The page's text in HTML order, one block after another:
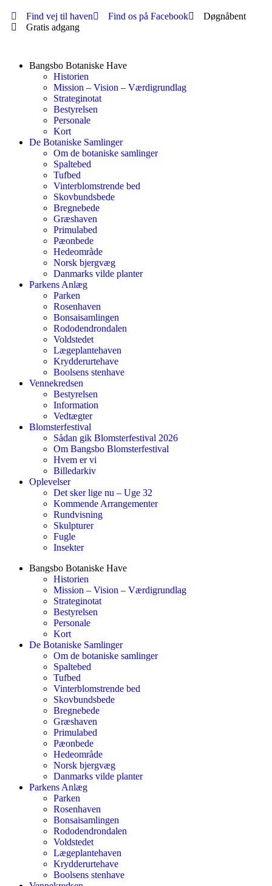
Find vej til haven Find os på Facebook
Døgnåbent
Gratis adgang
Bangsbo Botaniske Have
Historien
Mission – Vision – Værdigrundlag
Strateginotat
Bestyrelsen
Personale
Kort
De Botaniske Samlinger
Om de botaniske samlinger
Spaltebed
Tufbed
Vinterblomstrende bed
Skovbundsbede
Bregnebede
Græshaven
Primulabed
Pæonbede
Hedeområde
Norsk bjergvæg
Danmarks vilde planter
Parkens Anlæg
Parken
Rosenhaven
Bonsaisamlingen
Rododendrondalen
Voldstedet
Lægeplantehaven
Krydderurtehave
Boolsens stenhave
Vennekredsen
Bestyrelsen
Information
Vedtægter
Blomsterfestival
Sådan gik Blomsterfestival 2026
Om Bangsbo Blomsterfestival
Hvem er vi
Billedarkiv
Oplevelser
Det sker lige nu – Uge 32
Kommende Arrangementer
Rundvisning
Skulpturer
Fugle
Insekter
Bangsbo Botaniske Have
Historien
Mission – Vision – Værdigrundlag
Strateginotat
Bestyrelsen
Personale
Kort
De Botaniske Samlinger
Om de botaniske samlinger
Spaltebed
Tufbed
Vinterblomstrende bed
Skovbundsbede
Bregnebede
Græshaven
Primulabed
Pæonbede
Hedeområde
Norsk bjergvæg
Danmarks vilde planter
Parkens Anlæg
Parken
Rosenhaven
Bonsaisamlingen
Rododendrondalen
Voldstedet
Lægeplantehaven
Krydderurtehave
Boolsens stenhave